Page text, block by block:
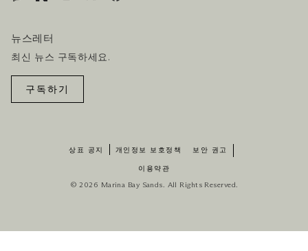
뉴스레터
최신 뉴스 구독하세요.
구독하기
상표 공지 개인정보 보호정책 보안 권고
이용약관
© 2026 Marina Bay Sands. All Rights Reserved.